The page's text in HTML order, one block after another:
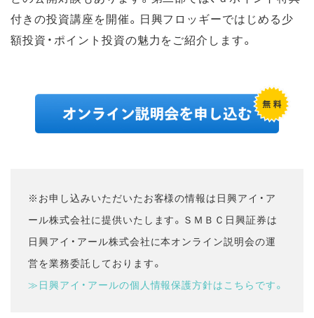
付きの投資講座を開催。日興フロッギーではじめる少
額投資・ポイント投資の魅力をご紹介します。
※お申し込みいただいたお客様の情報は日興アイ・ア
ール株式会社に提供いたします。ＳＭＢＣ日興証券は
日興アイ・アール株式会社に本オンライン説明会の運
営を業務委託しております。
≫日興アイ・アールの個人情報保護方針はこちらです。